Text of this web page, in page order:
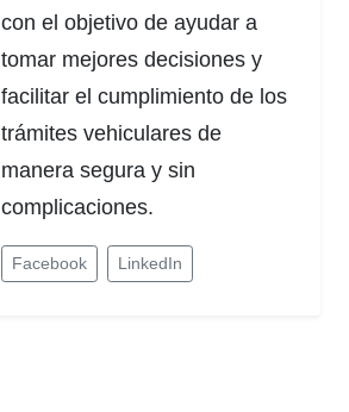
con el objetivo de ayudar a
tomar mejores decisiones y
facilitar el cumplimiento de los
trámites vehiculares de
manera segura y sin
complicaciones.
Facebook LinkedIn